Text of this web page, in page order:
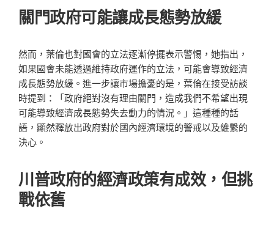
關門政府可能讓成長態勢放緩
然而，葉倫也對國會的立法逐漸停擺表示警惕，她指出，
如果國會未能透過維持政府運作的立法，可能會導致經濟
成長態勢放緩。進一步讓市場擔憂的是，葉倫在接受訪談
時提到：「政府絕對沒有理由關門，造成我們不希望出現
可能導致經濟成長態勢失去動力的情況。」這種種的話
語，顯然釋放出政府對於國內經濟環境的警戒以及維繫的
決心。
川普政府的經濟政策有成效，但挑
戰依舊